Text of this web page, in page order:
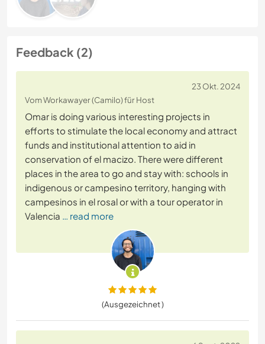
Feedback (2)
23 Okt. 2024
Vom Workawayer (Camilo) für Host
Omar is doing various interesting projects in
efforts to stimulate the local economy and attract
funds and institutional attention to aid in
conservation of el macizo. There were different
places in the area to go and stay with: schools in
indigenous or campesino territory, hanging with
campesinos in el rosal or with a tour operator in
Valencia … read more
(Ausgezeichnet )